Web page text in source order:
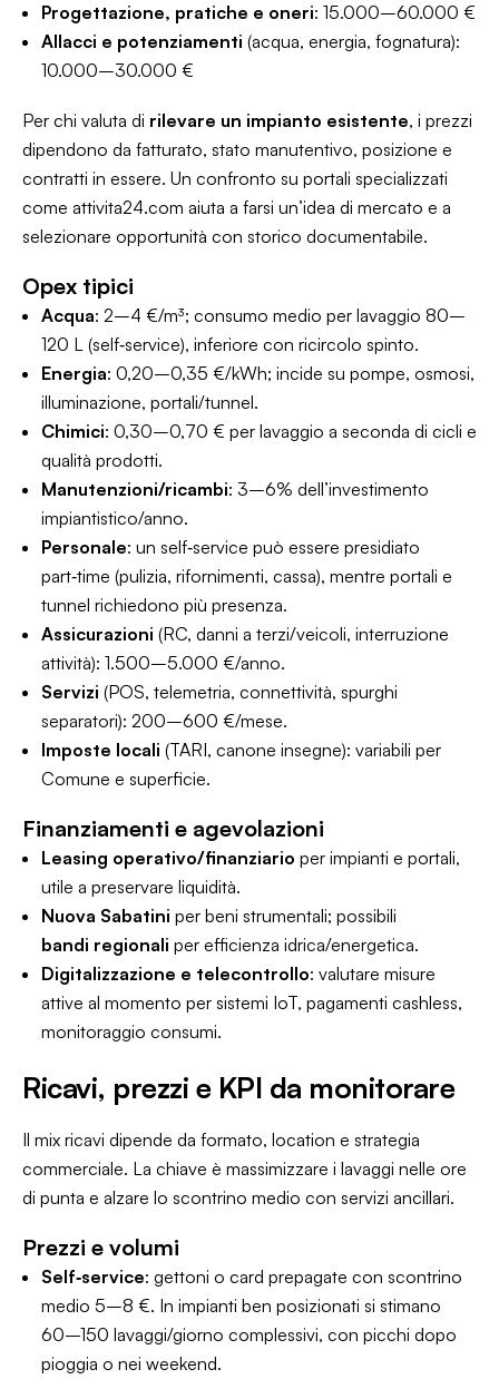
Progettazione, pratiche e oneri: 15.000–60.000 €
Allacci e potenziamenti (acqua, energia, fognatura):
10.000–30.000 €
Per chi valuta di rilevare un impianto esistente, i prezzi
dipendono da fatturato, stato manutentivo, posizione e
contratti in essere. Un confronto su portali specializzati
come attivita24.com aiuta a farsi un’idea di mercato e a
selezionare opportunità con storico documentabile.
Opex tipici
Acqua: 2–4 €/m³; consumo medio per lavaggio 80–
120 L (self‑service), inferiore con ricircolo spinto.
Energia: 0,20–0,35 €/kWh; incide su pompe, osmosi,
illuminazione, portali/tunnel.
Chimici: 0,30–0,70 € per lavaggio a seconda di cicli e
qualità prodotti.
Manutenzioni/ricambi: 3–6% dell’investimento
impiantistico/anno.
Personale: un self‑service può essere presidiato
part‑time (pulizia, rifornimenti, cassa), mentre portali e
tunnel richiedono più presenza.
Assicurazioni (RC, danni a terzi/veicoli, interruzione
attività): 1.500–5.000 €/anno.
Servizi (POS, telemetria, connettività, spurghi
separatori): 200–600 €/mese.
Imposte locali (TARI, canone insegne): variabili per
Comune e superficie.
Finanziamenti e agevolazioni
Leasing operativo/finanziario per impianti e portali,
utile a preservare liquidità.
Nuova Sabatini per beni strumentali; possibili
bandi regionali per efficienza idrica/energetica.
Digitalizzazione e telecontrollo: valutare misure
attive al momento per sistemi IoT, pagamenti cashless,
monitoraggio consumi.
Ricavi, prezzi e KPI da monitorare
Il mix ricavi dipende da formato, location e strategia
commerciale. La chiave è massimizzare i lavaggi nelle ore
di punta e alzare lo scontrino medio con servizi ancillari.
Prezzi e volumi
Self‑service: gettoni o card prepagate con scontrino
medio 5–8 €. In impianti ben posizionati si stimano
60–150 lavaggi/giorno complessivi, con picchi dopo
pioggia o nei weekend.